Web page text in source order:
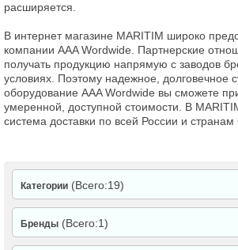
расширяется.
В интернет магазине MARITIM широко
компании AAA Wordwide. Партнерские
получать продукцию напрямую с заводов
условиях. Поэтому надежное, долговечное
оборудование AAA Wordwide вы сможете
умеренной, доступной стоимости. В
система доставки по всей России и странам
Категории (Всего:19)
Бренды (Всего:1)